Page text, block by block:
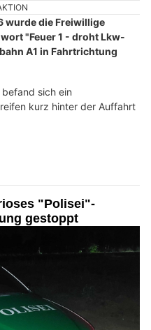
wurde die Freiwillige
"Feuer 1 - droht Lkw-
A1 in Fahrtrichtung
sich ein
kurz hinter der Auffahrt
"Polisei"-
gestoppt